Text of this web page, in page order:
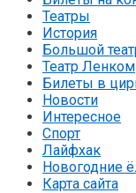
Театры
История
Большой
Театр Ленком
Билеты в
Новости
Интересное
Спорт
Лайфхак
Новогодние
Карта сайта